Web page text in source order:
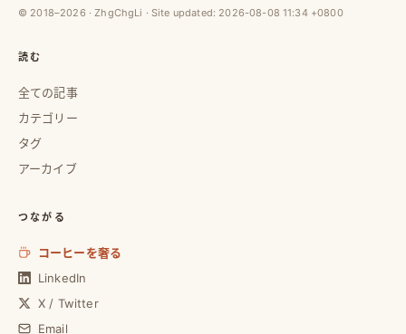
© 2018–2026 · ZhgChgLi · Site updated: 2026-08-08 11:34 +0800
読む
全ての記事
カテゴリー
タグ
アーカイブ
つながる
コーヒーを奢る
LinkedIn
X / Twitter
Email